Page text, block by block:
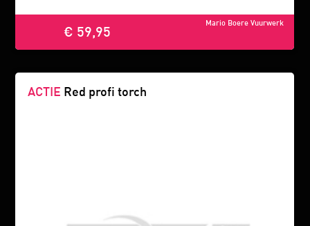
Mario Boere Vuurwerk
€ 59,95
ACTIE Red profi torch